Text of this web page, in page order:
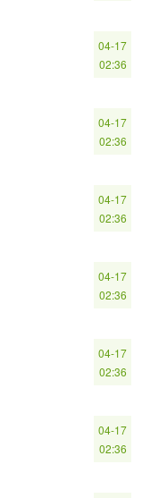
04-17
02:36
04-17
02:36
04-17
02:36
04-17
02:36
04-17
02:36
04-17
02:36